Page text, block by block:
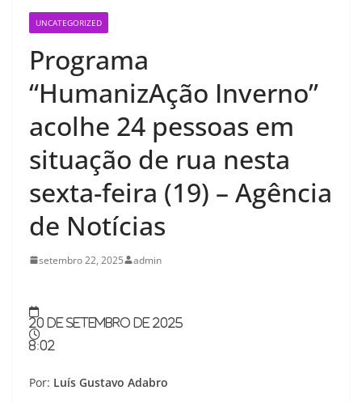
UNCATEGORIZED
Programa
“HumanizAção Inverno”
acolhe 24 pessoas em
situação de rua nesta
sexta-feira (19) – Agência
de Notícias
setembro 22, 2025 admin
20 de setembro de 2025
8:02
Por: Luís Gustavo Adabro